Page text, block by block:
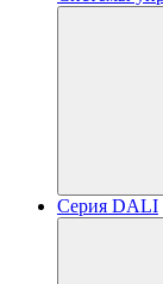
Серия DALI